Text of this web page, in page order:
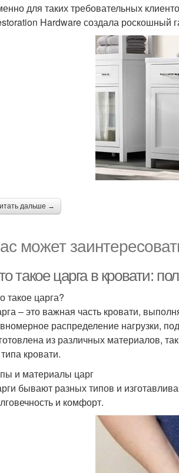
для таких требовательных
Hardware создала роскошный
дальше →
может
такое царга в кровати:
такое царга?
– это важная часть кровати,
распределение нагрузки,
из различных материалов,
кровати.
и материалы царг
бывают разных типов и
и комфорт.